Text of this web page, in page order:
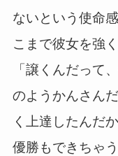
ないという使命
こまで彼女を強
「譲くんだって
のようかんさん
く上達したんだ
優勝もできちゃ